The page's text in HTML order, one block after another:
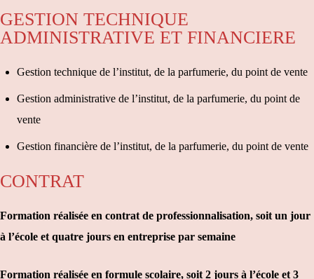
GESTION TECHNIQUE
ADMINISTRATIVE ET FINANCIERE
Gestion technique de l’institut, de la parfumerie, du point de vente
Gestion administrative de l’institut, de la parfumerie, du point de
vente
Gestion financière de l’institut, de la parfumerie, du point de vente
CONTRAT
Formation réalisée en contrat de professionnalisation, soit un jour
à l’école et quatre jours en entreprise par semaine
Formation réalisée en formule scolaire, soit 2 jours à l’école et 3